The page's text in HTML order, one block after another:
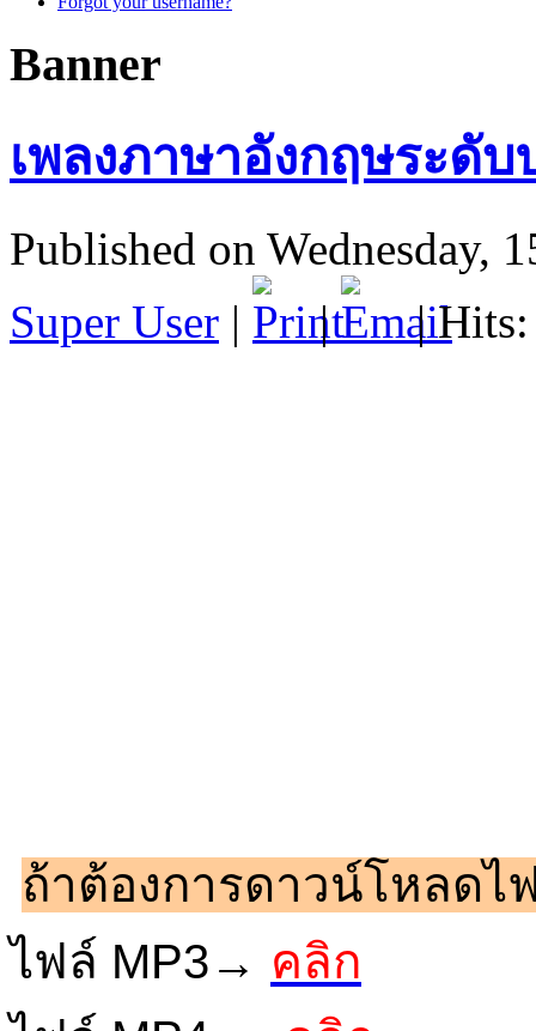
Banner
เพลงภาษาอังกฤษระดับ
Published on Wednesday,
Super User | | | Hits:
ถ้าต้องการดาวน์โหลดไ
ไฟล์ MP3→ คลิก